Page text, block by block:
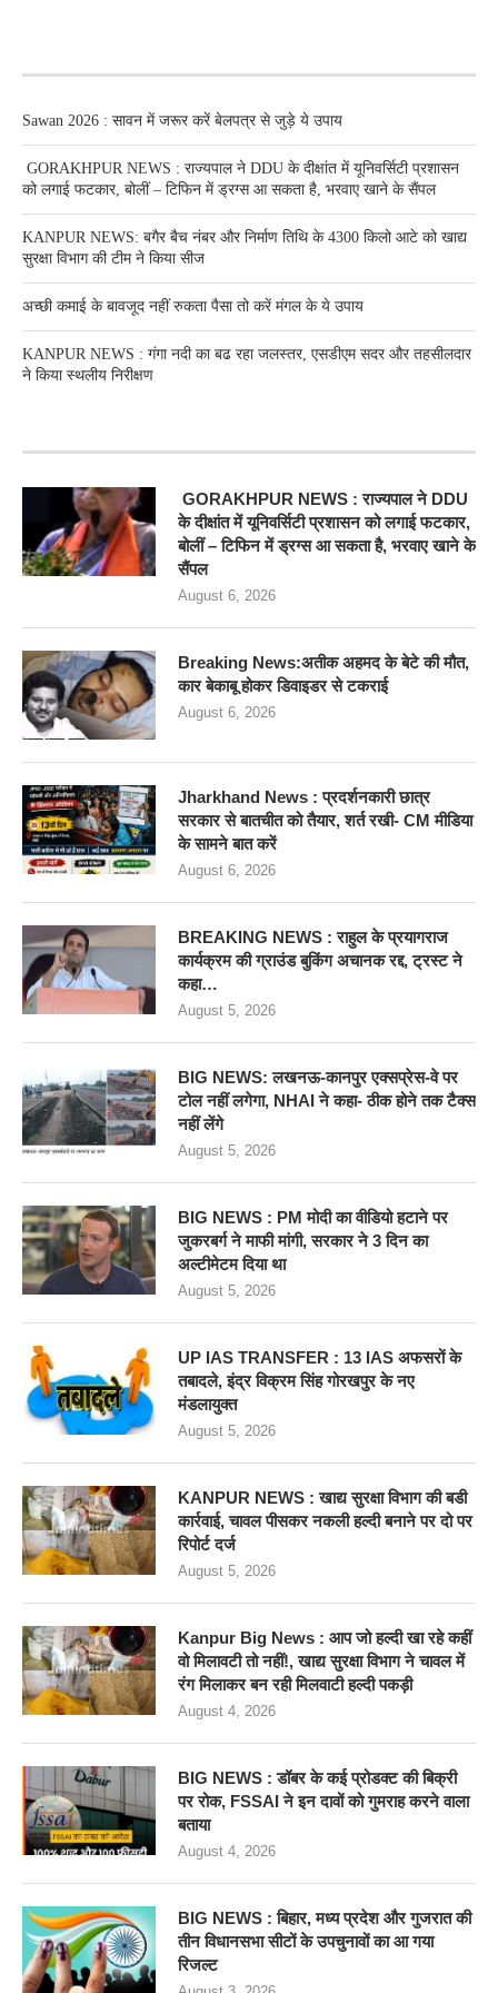
Sawan 2026 : सावन में जरूर करें बेलपत्र से जुड़े ये उपाय
GORAKHPUR NEWS : राज्यपाल ने DDU के दीक्षांत में यूनिवर्सिटी प्रशासन
को लगाई फटकार, बोलीं – टिफिन में ड्रग्स आ सकता है, भरवाए खाने के सैंपल
KANPUR NEWS: बगैर बैच नंबर और निर्माण तिथि के 4300 किलो आटे को खाद्य
सुरक्षा विभाग की टीम ने किया सीज
अच्छी कमाई के बावजूद नहीं रुकता पैसा तो करें मंगल के ये उपाय
KANPUR NEWS : गंगा नदी का बढ रहा जलस्तर, एसडीएम सदर और तहसीलदार
ने किया स्थलीय निरीक्षण
GORAKHPUR NEWS : राज्यपाल ने DDU
के दीक्षांत में यूनिवर्सिटी प्रशासन को लगाई फटकार,
बोलीं – टिफिन में ड्रग्स आ सकता है, भरवाए खाने के
सैंपल
August 6, 2026
Breaking News:अतीक अहमद के बेटे की मौत,
कार बेकाबू होकर डिवाइडर से टकराई
August 6, 2026
Jharkhand News : प्रदर्शनकारी छात्र
सरकार से बातचीत को तैयार, शर्त रखी- CM मीडिया
के सामने बात करें
August 6, 2026
BREAKING NEWS : राहुल के प्रयागराज
कार्यक्रम की ग्राउंड बुकिंग अचानक रद्द, ट्रस्ट ने
कहा…
August 5, 2026
BIG NEWS: लखनऊ-कानपुर एक्सप्रेस-वे पर
टोल नहीं लगेगा, NHAI ने कहा- ठीक होने तक टैक्स
नहीं लेंगे
August 5, 2026
BIG NEWS : PM मोदी का वीडियो हटाने पर
जुकरबर्ग ने माफी मांगी, सरकार ने 3 दिन का
अल्टीमेटम दिया था
August 5, 2026
UP IAS TRANSFER : 13 IAS अफसरों के
तबादले, इंद्र विक्रम सिंह गोरखपुर के नए
मंडलायुक्त
August 5, 2026
KANPUR NEWS : खाद्य सुरक्षा विभाग की बडी
कार्रवाई, चावल पीसकर नकली हल्दी बनाने पर दो पर
रिपोर्ट दर्ज
August 5, 2026
Kanpur Big News : आप जो हल्दी खा रहे कहीं
वो मिलावटी तो नहीं!, खाद्य सुरक्षा विभाग ने चावल में
रंग मिलाकर बन रही मिलवाटी हल्दी पकड़ी
August 4, 2026
BIG NEWS : डॉबर के कई प्रोडक्ट की बिक्री
पर रोक, FSSAI ने इन दावों को गुमराह करने वाला
बताया
August 4, 2026
BIG NEWS : बिहार, मध्य प्रदेश और गुजरात की
तीन विधानसभा सीटों के उपचुनावों का आ गया
रिजल्ट